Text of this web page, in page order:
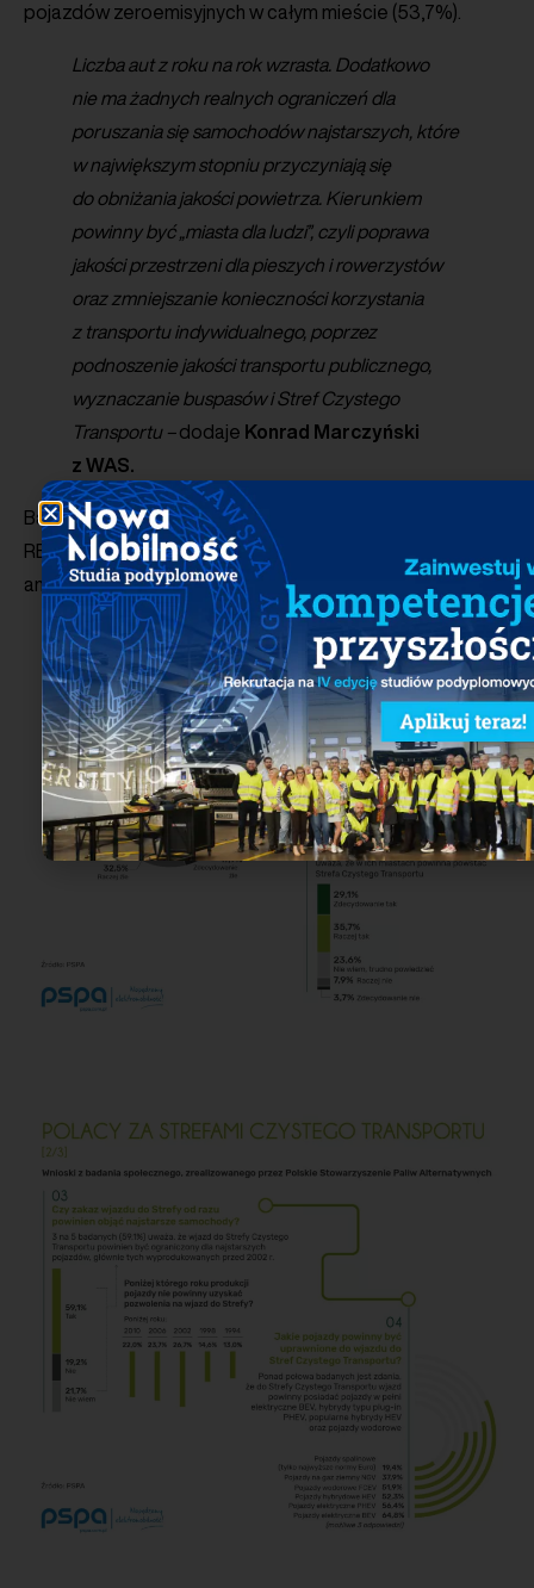
pojazdów zeroemisyjnych w całym mieście (53,7%).
Liczba aut z roku na rok wzrasta. Dodatkowo
nie ma żadnych realnych ograniczeń dla
poruszania się samochodów najstarszych, które
w największym stopniu przyczyniają się
do obniżania jakości powietrza. Kierunkiem
powinny być „miasta dla ludzi”, czyli poprawa
jakości przestrzeni dla pieszych i rowerzystów
oraz zmniejszanie konieczności korzystania
z transportu indywidualnego, poprzez
podnoszenie jakości transportu publicznego,
wyznaczanie buspasów i Stref Czystego
Transportu –dodaje Konrad Marczyński
z WAS.
Badanie dla PSPA i WAS przeprowadziła agencja SW
RESEARCH. W ramach badania przeprowadzono 2603
ankiet z mieszkańcami 13 polskich miast.